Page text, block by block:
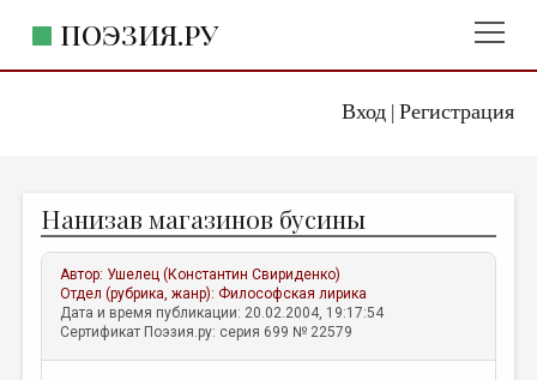
Вход| Регистрация
ПОЭЗИЯ.РУ
ЖАНРЫ
АВТОРЫ
КОММЕНТАРИИ
ЛИТСАЛОН
Нанизав магазинов бусины
Автор: Ушелец (Константин Свириденко)
Отдел (рубрика, жанр):Философская лирика
Дата и время публикации: 20.02.2004, 19:17:54
Сертификат Поэзия.ру: серия 699 № 22579